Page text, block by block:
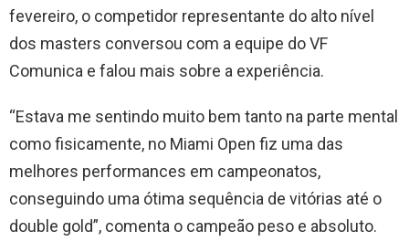
fevereiro, o competidor representante do alto nível
dos masters conversou com a equipe do VF
Comunica e falou mais sobre a experiência.
“Estava me sentindo muito bem tanto na parte mental
como fisicamente, no Miami Open fiz uma das
melhores performances em campeonatos,
conseguindo uma ótima sequência de vitórias até o
double gold”, comenta o campeão peso e absoluto.